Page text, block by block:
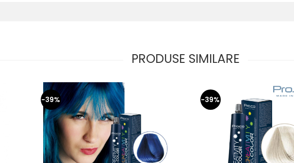
PRODUSE SIMILARE
-39% -39%